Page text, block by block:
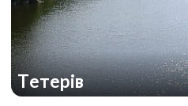
Тетерів